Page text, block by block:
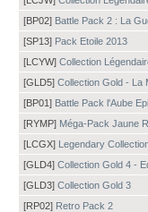
[BP02] Battle Pack 2 : La
[SP13] Pack Etoile 2013
[LCYW] Collection
[GLD5] Collection Gold - La
[BP01] Battle Pack l'Aube
[RYMP] Méga-Pack Jaune
[LCGX] Legendary
[GLD4] Collection Gold 4 -
[GLD3] Collection Gold 3
[RP02] Retro Pack 2